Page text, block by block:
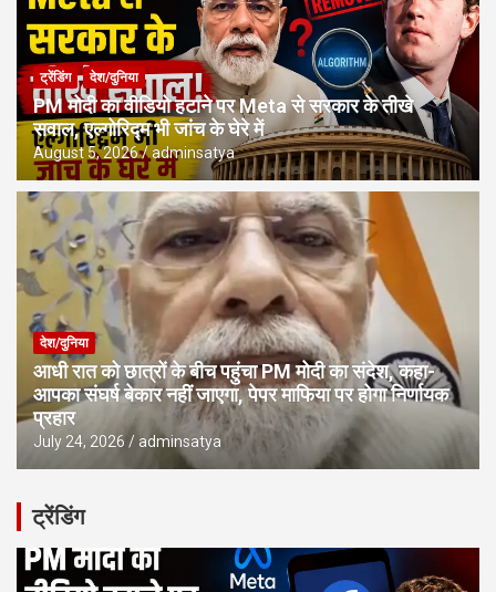
ट्रेंडिंग देश/दुनिया
PM मोदी का वीडियो हटाने पर Meta से सरकार के तीखे
सवाल, एल्गोरिद्म भी जांच के घेरे में
August 5, 2026 adminsatya
देश/दुनिया
आधी रात को छात्रों के बीच पहुंचा PM मोदी का संदेश, कहा-
आपका संघर्ष बेकार नहीं जाएगा, पेपर माफिया पर होगा निर्णायक
प्रहार
July 24, 2026 adminsatya
ट्रेंडिंग